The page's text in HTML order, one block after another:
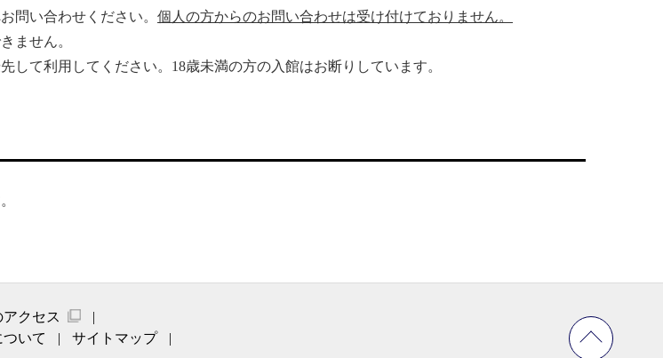
問い合わせください。 個人の方からのお問い合わせは受け付けておりません。
ません。
て利用してください。18歳未満の方の入館はお断りしています。
クセス
いて サイトマップ